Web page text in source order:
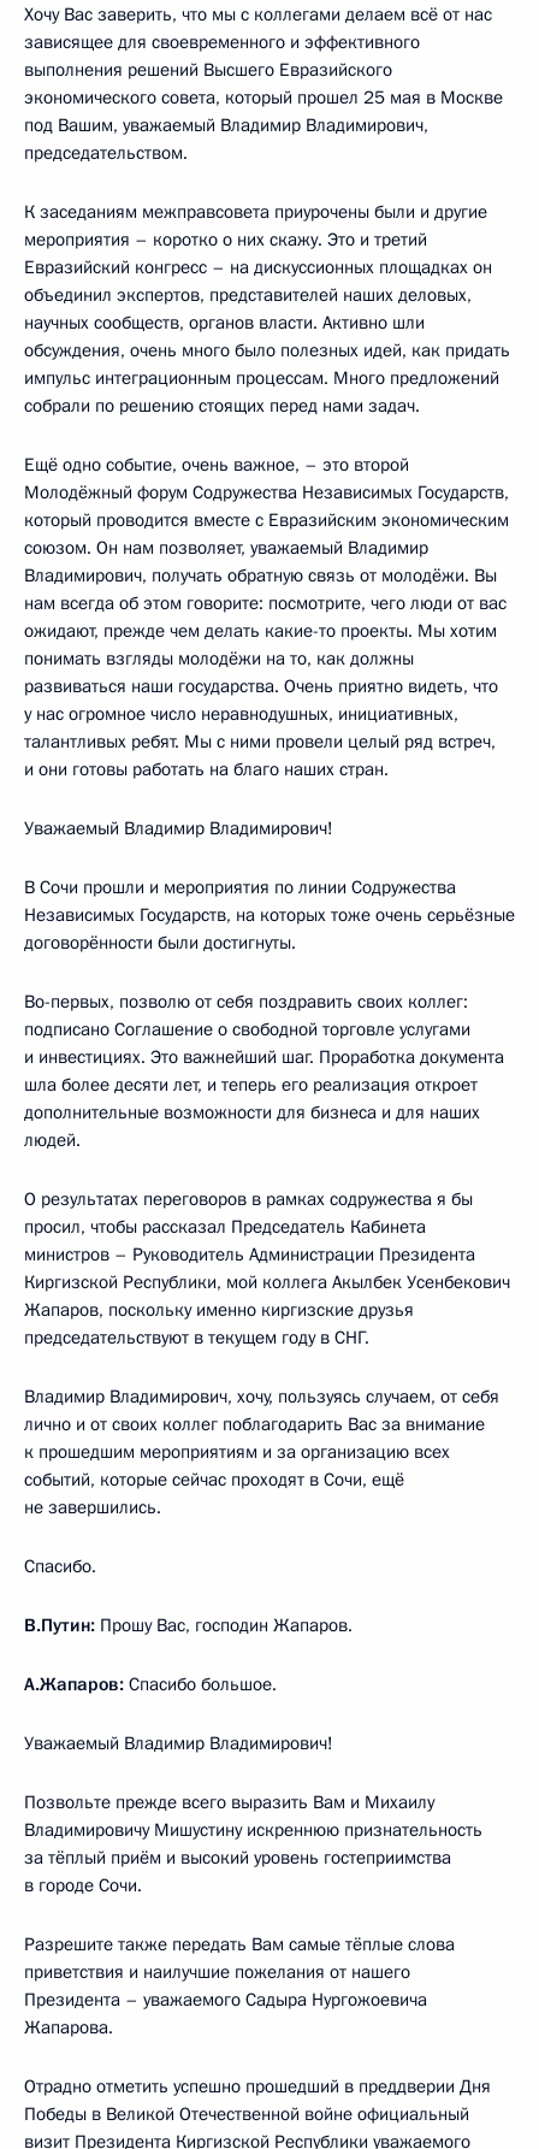
Хочу Вас заверить, что мы с коллегами делаем всё от нас
зависящее для своевременного и эффективного
выполнения решений Высшего Евразийского
экономического совета, который прошел 25 мая в Москве
под Вашим, уважаемый Владимир Владимирович,
председательством.
К заседаниям межправсовета приурочены были и другие
мероприятия – коротко о них скажу. Это и третий
Евразийский конгресс – на дискуссионных площадках он
объединил экспертов, представителей наших деловых,
научных сообществ, органов власти. Активно шли
обсуждения, очень много было полезных идей, как придать
импульс интеграционным процессам. Много предложений
собрали по решению стоящих перед нами задач.
Ещё одно событие, очень важное, – это второй
Молодёжный форум Содружества Независимых Государств,
который проводится вместе с Евразийским экономическим
союзом. Он нам позволяет, уважаемый Владимир
Владимирович, получать обратную связь от молодёжи. Вы
нам всегда об этом говорите: посмотрите, чего люди от вас
ожидают, прежде чем делать какие-то проекты. Мы хотим
понимать взгляды молодёжи на то, как должны
развиваться наши государства. Очень приятно видеть, что
у нас огромное число неравнодушных, инициативных,
талантливых ребят. Мы с ними провели целый ряд встреч,
и они готовы работать на благо наших стран.
Уважаемый Владимир Владимирович!
В Сочи прошли и мероприятия по линии Содружества
Независимых Государств, на которых тоже очень серьёзные
договорённости были достигнуты.
Во-первых, позволю от себя поздравить своих коллег:
подписано Соглашение о свободной торговле услугами
и инвестициях. Это важнейший шаг. Проработка документа
шла более десяти лет, и теперь его реализация откроет
дополнительные возможности для бизнеса и для наших
людей.
О результатах переговоров в рамках содружества я бы
просил, чтобы рассказал Председатель Кабинета
министров – Руководитель Администрации Президента
Киргизской Республики, мой коллега Акылбек Усенбекович
Жапаров, поскольку именно киргизские друзья
председательствуют в текущем году в СНГ.
Владимир Владимирович, хочу, пользуясь случаем, от себя
лично и от своих коллег поблагодарить Вас за внимание
к прошедшим мероприятиям и за организацию всех
событий, которые сейчас проходят в Сочи, ещё
не завершились.
Спасибо.
В.Путин: Прошу Вас, господин Жапаров.
А.Жапаров: Спасибо большое.
Уважаемый Владимир Владимирович!
Позвольте прежде всего выразить Вам и Михаилу
Владимировичу Мишустину искреннюю признательность
за тёплый приём и высокий уровень гостеприимства
в городе Сочи.
Разрешите также передать Вам самые тёплые слова
приветствия и наилучшие пожелания от нашего
Президента – уважаемого Садыра Нургожоевича
Жапарова.
Отрадно отметить успешно прошедший в преддверии Дня
Победы в Великой Отечественной войне официальный
визит Президента Киргизской Республики уважаемого